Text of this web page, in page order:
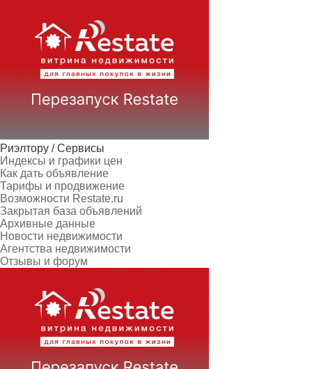
Риэлтору / Сервисы
Индексы и графики цен
Как дать объявление
Тарифы и продвижение
Возможности Restate.ru
Закрытая база объявлений
Архивные данные
Новости недвижимости
Агентства недвижимости
Отзывы и форум